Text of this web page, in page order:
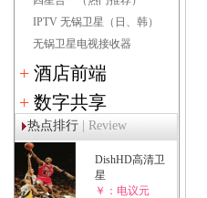
IPTV 无锅卫星（日、韩）
无锅卫星电视接收器
+ 酒店前端
+ 数字共享
热点排行 | Review
DishHD高清卫
星
￥：电议元